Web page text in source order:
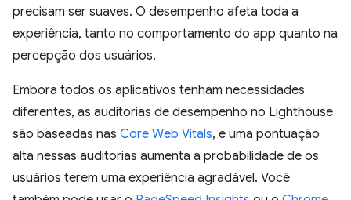
precisam ser suaves. O desempenho afeta toda a
experiência, tanto no comportamento do app quanto na
percepção dos usuários.
Embora todos os aplicativos tenham necessidades
diferentes, as auditorias de desempenho no Lighthouse
são baseadas nas Core Web Vitals, e uma pontuação
alta nessas auditorias aumenta a probabilidade de os
usuários terem uma experiência agradável. Você